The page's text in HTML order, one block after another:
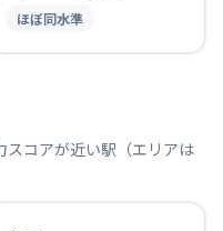
ほぼ同水準
コアが近い駅（エリアは